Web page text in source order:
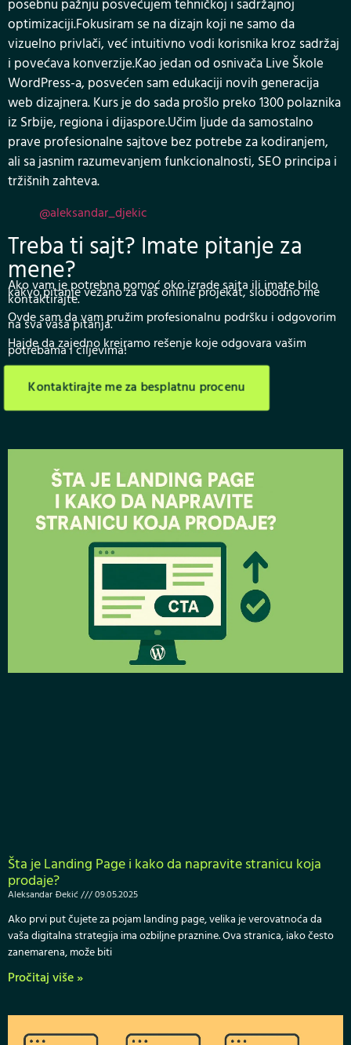
posebnu pažnju posvećujem tehničkoj i sadržajnoj
optimizaciji.Fokusiram se na dizajn koji ne samo da
vizuelno privlači, već intuitivno vodi korisnika kroz sadržaj
i povećava konverzije.Kao jedan od osnivača Live Škole
WordPress-a, posvećen sam edukaciji novih generacija
web dizajnera. Kurs je do sada prošlo preko 1300 polaznika
iz Srbije, regiona i dijaspore.Učim ljude da samostalno
prave profesionalne sajtove bez potrebe za kodiranjem,
ali sa jasnim razumevanjem funkcionalnosti, SEO principa i
tržišnih zahteva.
@aleksandar_djekic
Treba ti sajt? Imate pitanje za
mene?
Ako vam je potrebna pomoć oko izrade sajta ili imate bilo
kakvo pitanje vezano za vaš online projekat, slobodno me
kontaktirajte.
Ovde sam da vam pružim profesionalnu podršku i odgovorim
na sva vaša pitanja.
Hajde da zajedno kreiramo rešenje koje odgovara vašim
potrebama i ciljevima!
Kontaktirajte me za besplatnu procenu
Šta je Landing Page i kako da napravite stranicu koja
prodaje?
Aleksandar Đekić 09.05.2025
Ako prvi put čujete za pojam landing page, velika je verovatnoća da
vaša digitalna strategija ima ozbiljne praznine. Ova stranica, iako često
zanemarena, može biti
Pročitaj više »